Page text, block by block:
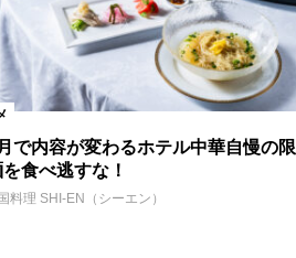
で内容が変わるホテル中華自慢の限
食べ逃すな！
料理 SHI-EN（シーエン）